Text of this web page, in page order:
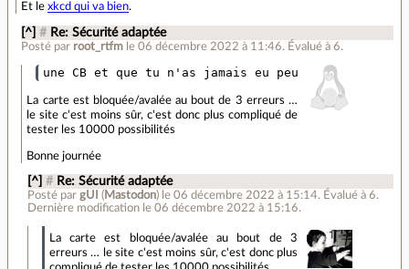
Et le xkcd qui va bien.
[^] # Re: Sécurité adaptée
Posté par root_rtfm le 06 décembre 2022 à 11:46. Évalué à6.
La carte est bloquée/avalée au bout de 3 erreurs …
le site c'est moins sûr, c'est donc plus compliqué de
tester les 10000 possibilités
Bonne journée
[^] # Re: Sécurité adaptée
Posté par gUI ( Mastodon) le 06 décembre 2022 à 15:14. Évalué à 6.
Dernière modification le 06 décembre 2022 à 15:16.
La carte est bloquée/avalée au bout de 3
erreurs … le site c'est moins sûr, c'est donc plus